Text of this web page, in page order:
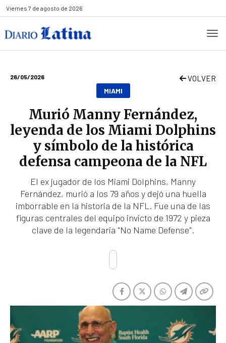
Viernes 7 de agosto de 2026
26/05/2026 VOLVER
MIAMI
Murió Manny Fernández,
leyenda de los Miami Dolphins
y símbolo de la histórica
defensa campeona de la NFL
El ex jugador de los Miami Dolphins, Manny
Fernández, murió a los 79 años y dejó una huella
imborrable en la historia de la NFL. Fue una de las
figuras centrales del equipo invicto de 1972 y pieza
clave de la legendaria "No Name Defense".